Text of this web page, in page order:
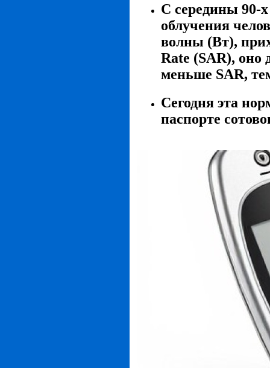
С середины 90-х
облучения
волны (Вт),
Rate (SAR), оно
меньше SAR,
Сегодня эта
паспорте